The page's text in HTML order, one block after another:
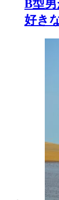
B型
好き